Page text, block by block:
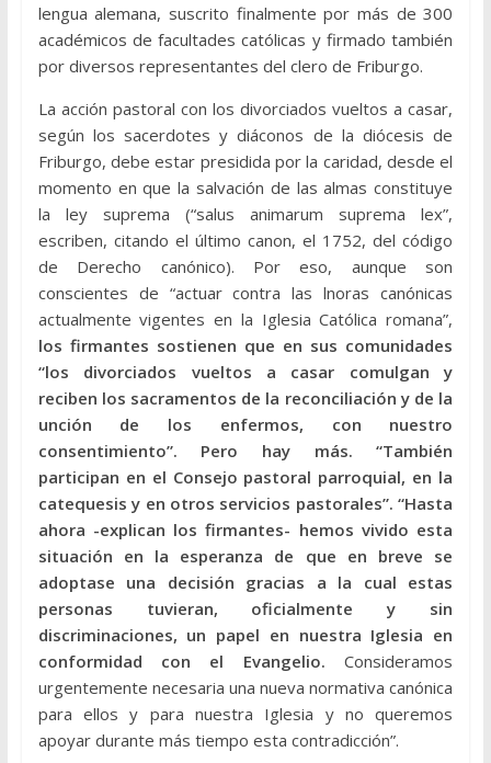
lengua alemana, suscrito finalmente por más de 300
académicos de facultades católicas y firmado también
por diversos representantes del clero de Friburgo.
La acción pastoral con los divorciados vueltos a casar,
según los sacerdotes y diáconos de la diócesis de
Friburgo, debe estar presidida por la caridad, desde el
momento en que la salvación de las almas constituye
la ley suprema (“salus animarum suprema lex”,
escriben, citando el último canon, el 1752, del código
de Derecho canónico). Por eso, aunque son
conscientes de “actuar contra las lnoras canónicas
actualmente vigentes en la Iglesia Católica romana”,
los firmantes sostienen que en sus comunidades
“los divorciados vueltos a casar comulgan y
reciben los sacramentos de la reconciliación y de la
unción de los enfermos, con nuestro
consentimiento”. Pero hay más. “También
participan en el Consejo pastoral parroquial, en la
catequesis y en otros servicios pastorales”. “Hasta
ahora -explican los firmantes- hemos vivido esta
situación en la esperanza de que en breve se
adoptase una decisión gracias a la cual estas
personas tuvieran, oficialmente y sin
discriminaciones, un papel en nuestra Iglesia en
conformidad con el Evangelio. Consideramos
urgentemente necesaria una nueva normativa canónica
para ellos y para nuestra Iglesia y no queremos
apoyar durante más tiempo esta contradicción”.